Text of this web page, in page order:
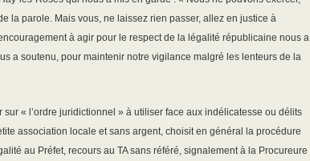
la parole. Mais vous, ne laissez rien passer, allez en justice à
à agir pour le respect de la légalité républicaine nous a
a soutenu, pour maintenir notre vigilance malgré les lenteurs de la
« l’ordre juridictionnel » à utiliser face aux indélicatesse ou délits
association locale et sans argent, choisit en général la procédure
au Préfet, recours au TA sans référé, signalement à la Procureure